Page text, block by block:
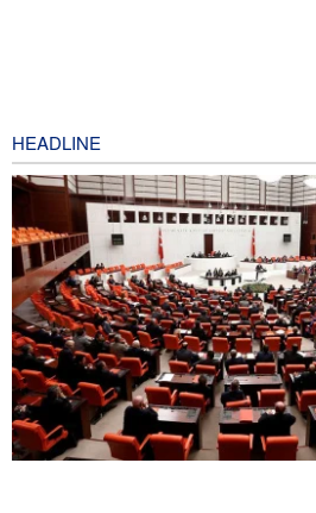
HEADLINE